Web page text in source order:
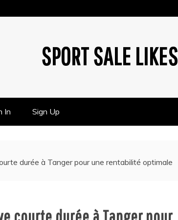
SPORT SALE LIKES
In Sign Up
durée à Tanger pour une rentabilité optimale